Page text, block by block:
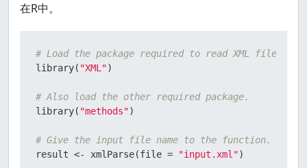
NAME >Gary</ NAME>
< SALARY >
DEPT Finance</ DEPT>
</EMPLOYEE>
<EMPLOYEE>
ID 6</ID>
在R中。
# Load the package required to read XML files.
library( "XML")
# Also load the other required package.
library( "methods")
# Give the input file name to the function.
result <- xmlParse(file = "input.xml")